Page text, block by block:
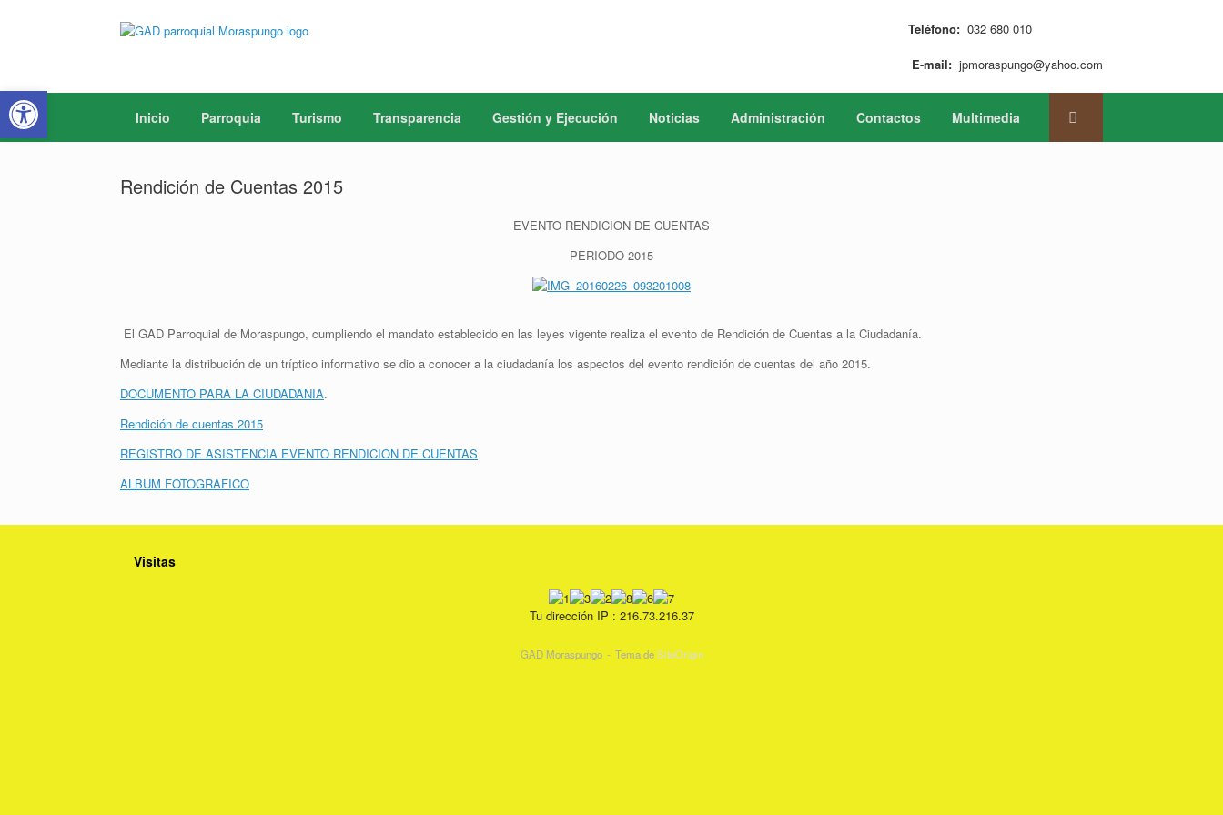
Teléfono: 032 680 010
E-mail: jpmoraspungo@yahoo.com
Inicio Parroquia Turismo Transparencia Gestión y Ejecución Noticias Administración Contactos Multimedia
Rendición de Cuentas 2015
EVENTO RENDICION DE CUENTAS
PERIODO 2015
El GAD Parroquial de Moraspungo, cumpliendo el mandato establecido en las leyes vigente realiza el evento de Rendición de Cuentas a la Ciudadanía.
Mediante la distribución de un tríptico informativo se dio a conocer a la ciudadanía los aspectos del evento rendición de cuentas del año 2015.
DOCUMENTO PARA LA CIUDADANIA.
Rendición de cuentas 2015
REGISTRO DE ASISTENCIA EVENTO RENDICION DE CUENTAS
ALBUM FOTOGRAFICO
Visitas
Tu dirección IP : 216.73.216.37
GAD Moraspungo Tema deSiteOrigin
Abrir barra de herramientas